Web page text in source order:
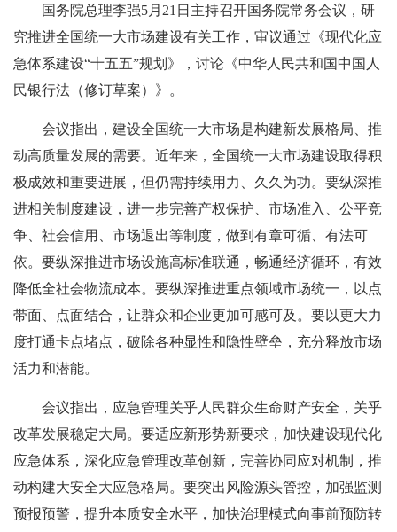
国务院总理李强5月21日主持召开国务院常务会议，研
究推进全国统一大市场建设有关工作，审议通过《现代化应
急体系建设“十五五”规划》，讨论《中华人民共和国中国人
民银行法（修订草案）》。
会议指出，建设全国统一大市场是构建新发展格局、推
动高质量发展的需要。近年来，全国统一大市场建设取得积
极成效和重要进展，但仍需持续用力、久久为功。要纵深推
进相关制度建设，进一步完善产权保护、市场准入、公平竞
争、社会信用、市场退出等制度，做到有章可循、有法可
依。要纵深推进市场设施高标准联通，畅通经济循环，有效
降低全社会物流成本。要纵深推进重点领域市场统一，以点
带面、点面结合，让群众和企业更加可感可及。要以更大力
度打通卡点堵点，破除各种显性和隐性壁垒，充分释放市场
活力和潜能。
会议指出，应急管理关乎人民群众生命财产安全，关乎
改革发展稳定大局。要适应新形势新要求，加快建设现代化
应急体系，深化应急管理改革创新，完善协同应对机制，推
动构建大安全大应急格局。要突出风险源头管控，加强监测
预报预警，提升本质安全水平，加快治理模式向事前预防转